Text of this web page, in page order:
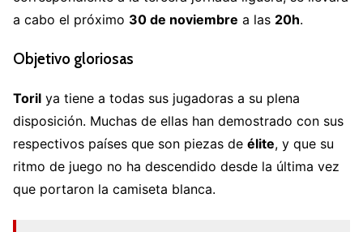
a cabo el próximo 30 de noviembre a las 20h.
Objetivo gloriosas
Toril ya tiene a todas sus jugadoras a su plena
disposición. Muchas de ellas han demostrado con sus
respectivos países que son piezas de élite, y que su
ritmo de juego no ha descendido desde la última vez
que portaron la camiseta blanca.